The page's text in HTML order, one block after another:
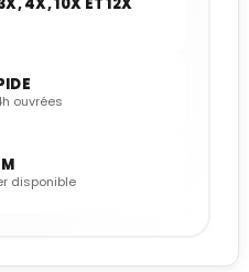
4X, 10X ET 12X
ouvrées
disponible